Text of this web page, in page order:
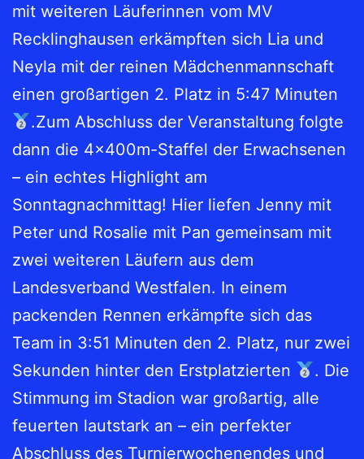
mit weiteren Läuferinnen vom MV
Recklinghausen erkämpften sich Lia und
Neyla mit der reinen Mädchenmannschaft
einen großartigen 2. Platz in 5:47 Minuten
.Zum Abschluss der Veranstaltung folgte
dann die 4x400m-Staffel der Erwachsenen
– ein echtes Highlight am
Sonntagnachmittag! Hier liefen Jenny mit
Peter und Rosalie mit Pan gemeinsam mit
zwei weiteren Läufern aus dem
Landesverband Westfalen. In einem
packenden Rennen erkämpfte sich das
Team in 3:51 Minuten den 2. Platz, nur zwei
Sekunden hinter den Erstplatzierten
. Die
Stimmung im Stadion war großartig, alle
feuerten lautstark an – ein perfekter
Abschluss des Turnierwochenendes und